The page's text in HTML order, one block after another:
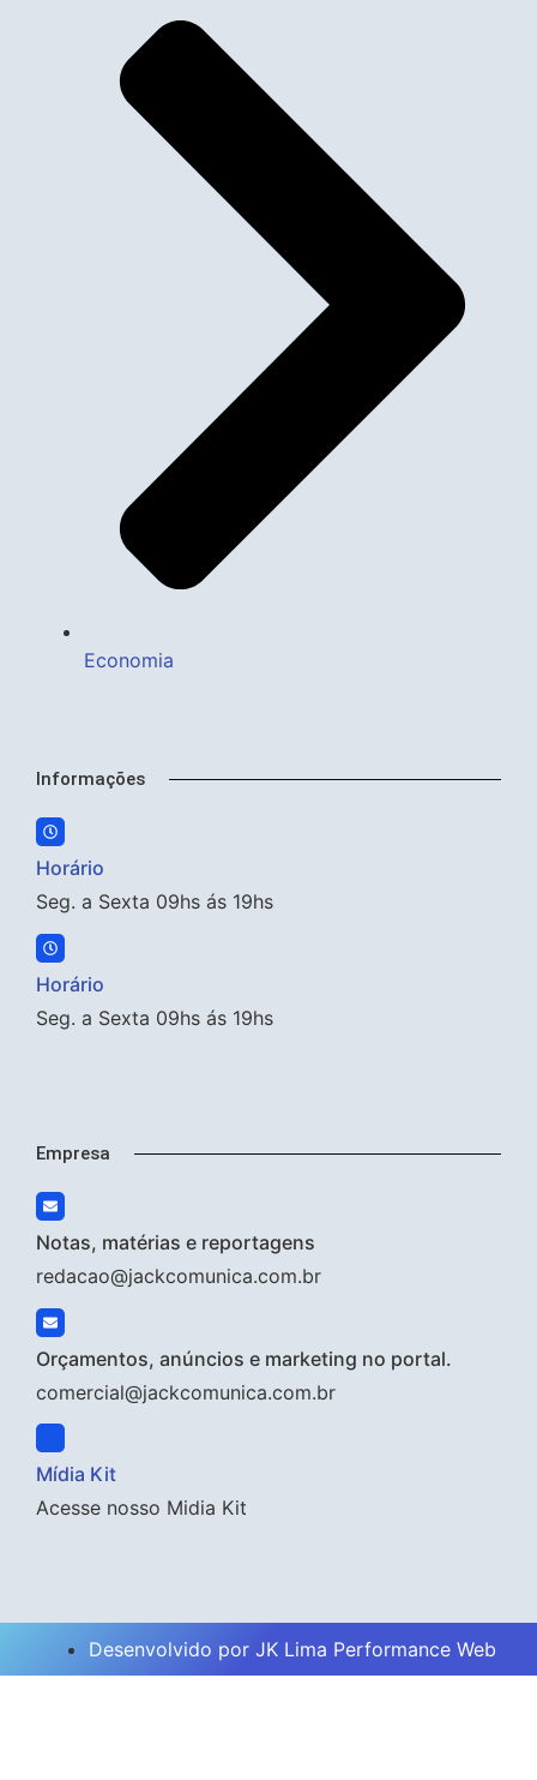
Economia
Informações
Horário
Seg. a Sexta 09hs ás 19hs
Horário
Seg. a Sexta 09hs ás 19hs
Empresa
Notas, matérias e reportagens
redacao@jackcomunica.com.br
Orçamentos, anúncios e marketing no portal.
comercial@jackcomunica.com.br
Mídia Kit
Acesse nosso Midia Kit
Desenvolvido por JK Lima Performance Web